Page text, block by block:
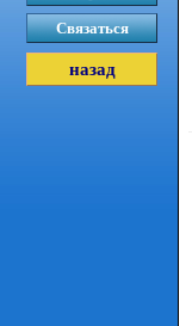
Связаться
назад